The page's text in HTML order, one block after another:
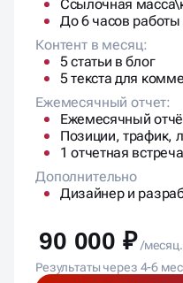
Контент в месяц:
5 статьи в блог
5 текста для
Ежемесячный отчет:
Ежемесячный
Позиции, трафик,
1 отчетная
Дополнительно
Дизайнер и
90 000 ₽
Результаты через 4-6
СДЕЛАТЬ КРАСИВО 🔥